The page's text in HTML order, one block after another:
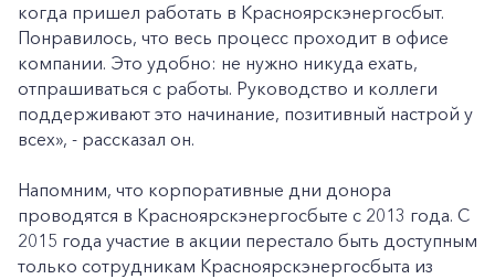
когда пришел работать в Красноярскэнергосбыт.
Понравилось, что весь процесс проходит в офисе
компании. Это удобно: не нужно никуда ехать,
отпрашиваться с работы. Руководство и коллеги
поддерживают это начинание, позитивный настрой у
всех», - рассказал он.
Напомним, что корпоративные дни донора
проводятся в Красноярскэнергосбыте с 2013 года. С
2015 года участие в акции перестало быть доступным
только сотрудникам Красноярскэнергосбыта из